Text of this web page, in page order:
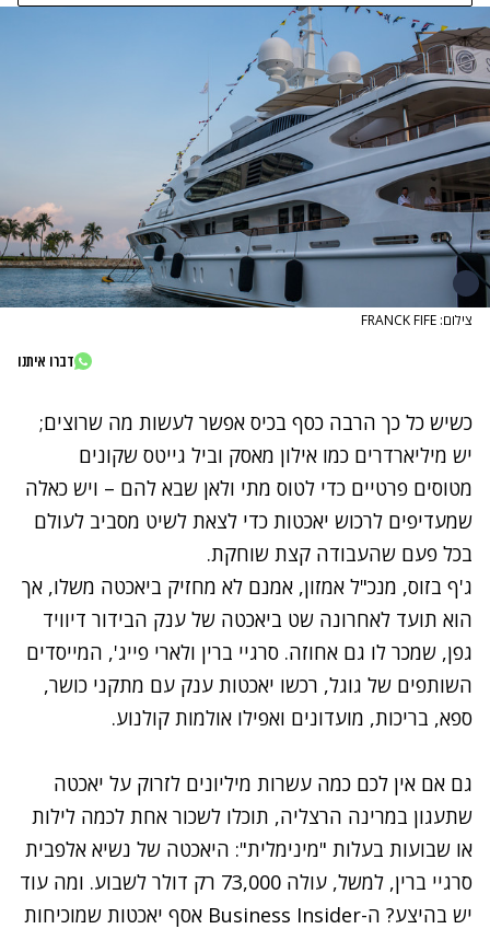
צילום: FRANCK FIFE
דברו איתנו
כשיש כל כך הרבה כסף בכיס אפשר לעשות מה שרוצים;
יש מיליארדרים כמו אילון מאסק וביל גייטס שקונים
מטוסים פרטיים כדי לטוס מתי ולאן שבא להם – ויש כאלה
שמעדיפים לרכוש יאכטות כדי לצאת לשיט מסביב לעולם
בכל פעם שהעבודה קצת שוחקת.
ג'ף בזוס, מנכ"ל אמזון, אמנם לא מחזיק ביאכטה משלו, אך
הוא תועד לאחרונה שט ביאכטה של ענק הבידור דיוויד
גפן, שמכר לו גם אחוזה. סרגיי ברין ולארי פייג', המייסדים
השותפים של גוגל, רכשו יאכטות ענק עם מתקני כושר,
ספא, בריכות, מועדונים ואפילו אולמות קולנוע.
גם אם אין לכם כמה עשרות מיליונים לזרוק על יאכטה
שתעגון במרינה הרצליה, תוכלו לשכור אחת לכמה לילות
או שבועות בעלות "מינימלית": היאכטה של נשיא אלפבית
סרגיי ברין, למשל, עולה 73,000 רק דולר לשבוע. ומה עוד
יש בהיצע? ה-Business Insider אסף יאכטות שמוכיחות